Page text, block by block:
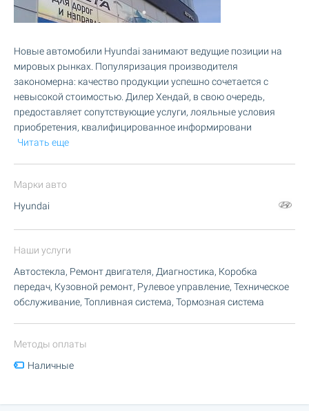
Новые автомобили Hyundai занимают ведущие позиции на
мировых рынках. Популяризация производителя
закономерна: качество продукции успешно сочетается с
невысокой стоимостью. Дилер Хендай, в свою очередь,
предоставляет сопутствующие услуги, лояльные условия
приобретения, квалифицированное информировани
Читать еще
Марки авто
Hyundai
Наши услуги
Автостекла, Ремонт двигателя, Диагностика, Коробка
передач, Кузовной ремонт, Рулевое управление, Техническое
обслуживание, Топливная система, Тормозная система
Методы оплаты
Наличные